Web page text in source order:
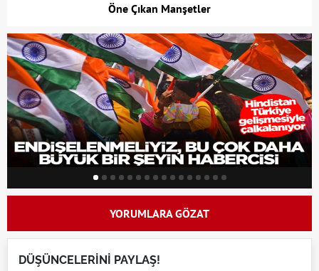
Öne Çıkan Manşetler
YORUMLARA GÖZAT
DÜŞÜNCELERİNİ PAYLAŞ!